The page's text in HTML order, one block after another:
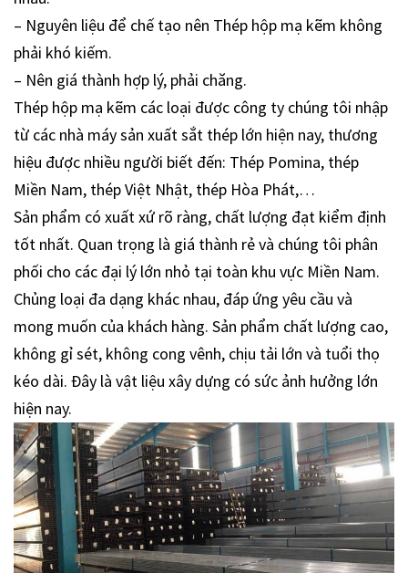
– Nguyên liệu để chế tạo nên Thép hộp mạ kẽm không
phải khó kiếm.
– Nên giá thành hợp lý, phải chăng.
Thép hộp mạ kẽm các loại được công ty chúng tôi nhập
từ các nhà máy sản xuất sắt thép lớn hiện nay, thương
hiệu được nhiều người biết đến: Thép Pomina, thép
Miền Nam, thép Việt Nhật, thép Hòa Phát,…
Sản phẩm có xuất xứ rõ ràng, chất lượng đạt kiểm định
tốt nhất. Quan trọng là giá thành rẻ và chúng tôi phân
phối cho các đại lý lớn nhỏ tại toàn khu vực Miền Nam.
Chủng loại đa dạng khác nhau, đáp ứng yêu cầu và
mong muốn của khách hàng. Sản phẩm chất lượng cao,
không gỉ sét, không cong vênh, chịu tải lớn và tuổi thọ
kéo dài. Đây là vật liệu xây dựng có sức ảnh hưởng lớn
hiện nay.